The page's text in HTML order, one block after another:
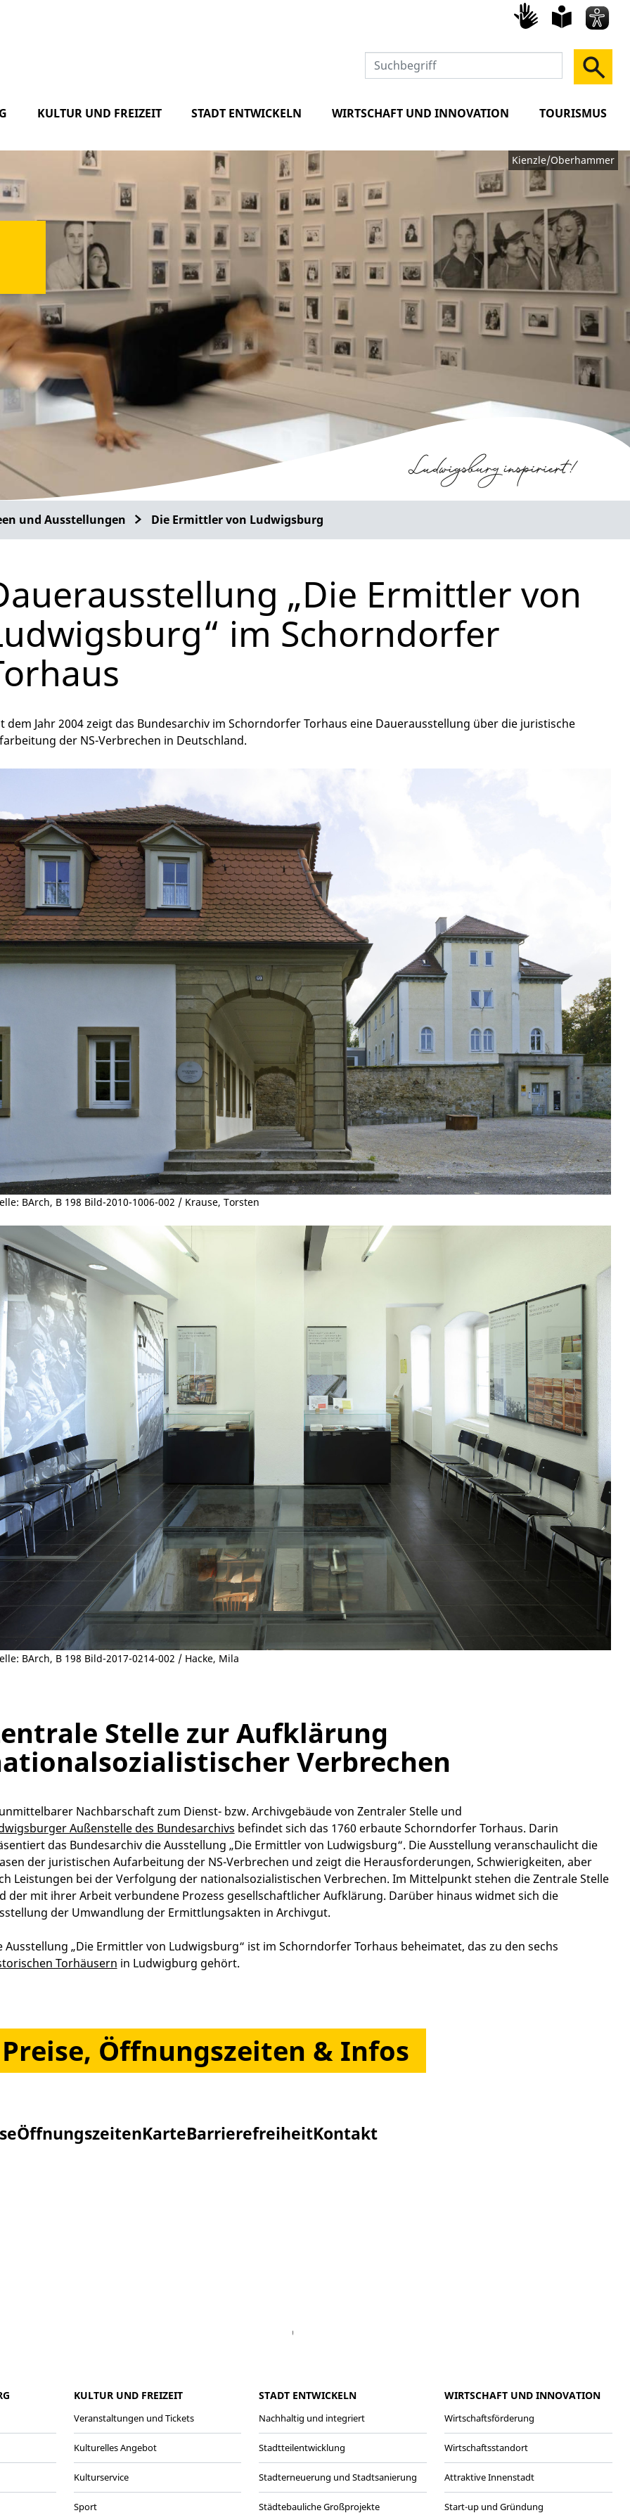
KULTUR UND FREIZEIT STADT ENTWICKELN WIRTSCHAFT UND INNOVATION TOURISMUS
Kienzle/Oberhammer
und Ausstellungen Die Ermittler von Ludwigsburg
„Die Ermittler von
im Schorndorfer
dem Jahr 2004 zeigt das Bundesarchiv im Schorndorfer Torhaus eine Dauerausstellung über die juristische
der NS-Verbrechen in Deutschland.
BArch, B 198 Bild-2010-1006-002 / Krause, Torsten
BArch, B 198 Bild-2017-0214-002 / Hacke, Mila
Stelle zur Aufklärung
Verbrechen
Nachbarschaft zum Dienst- bzw. Archivgebäude von Zentraler Stelle und
Außenstelle des Bundesarchivs befindet sich das 1760 erbaute Schorndorfer Torhaus. Darin
das Bundesarchiv die Ausstellung „Die Ermittler von Ludwigsburg“. Die Ausstellung veranschaulicht die
der juristischen Aufarbeitung der NS-Verbrechen und zeigt die Herausforderungen, Schwierigkeiten, aber
Leistungen bei der Verfolgung der nationalsozialistischen Verbrechen. Im Mittelpunkt stehen die Zentrale Stelle
der mit ihrer Arbeit verbundene Prozess gesellschaftlicher Aufklärung. Darüber hinaus widmet sich die
der Umwandlung der Ermittlungsakten in Archivgut.
Ausstellung „Die Ermittler von Ludwigsburg“ ist im Schorndorfer Torhaus beheimatet, das zu den sechs
Torhäusern in Ludwigburg gehört.
Preise, Öffnungszeiten & Infos
ÖffnungszeitenKarteBarrierefreiheitKontakt
LinkedIn
KULTUR UND FREIZEIT
Veranstaltungen und Tickets
Kulturelles Angebot
Kulturservice
Sport
STADT ENTWICKELN
Nachhaltig und integriert
Stadtteilentwicklung
Stadterneuerung und Stadtsanierung
Städtebauliche Großprojekte
WIRTSCHAFT UND INNOVATION
Wirtschaftsförderung
Wirtschaftsstandort
Attraktive Innenstadt
Start-up und Gründung